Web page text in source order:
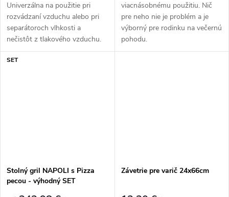
Univerzálna na použitie pri
rozvádzaní vzduchu alebo pri
separátoroch vlhkosti a
nečistôt z tlakového vzduchu.
viacnásobnému použitiu. Nič
pre neho nie je problém a je
výborný pre rodinku na večernú
pohodu.
SET
Stolný gril NAPOLI s Pizza
pecou - výhodný SET
Závetrie pre varič 24x66cm